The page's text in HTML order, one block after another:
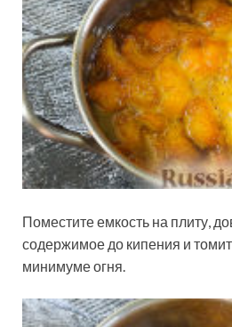
Поместите емкость на плиту,
содержимое до кипения и
минимуме огня.